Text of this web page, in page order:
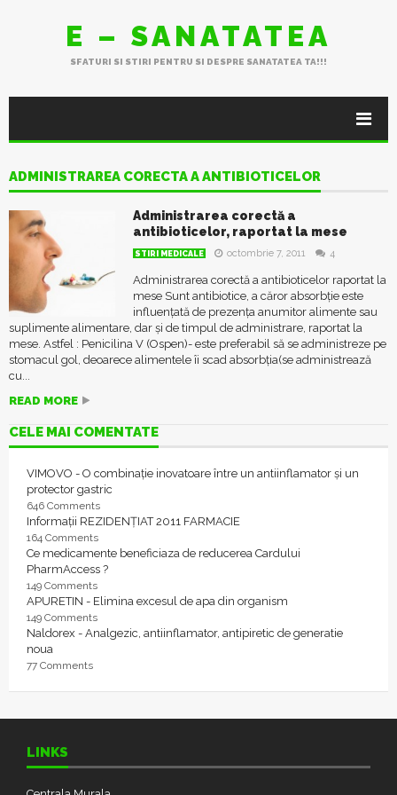
E – SANATATEA
SFATURI SI STIRI PENTRU SI DESPRE SANATATEA TA!!!
ADMINISTRAREA CORECTA A ANTIBIOTICELOR
Administrarea corectă a
antibioticelor, raportat la mese
STIRI MEDICALE octombrie 7, 2011 4
Administrarea corectă a antibioticelor raportat la
mese Sunt antibiotice, a căror absorbție este
influențată de prezența anumitor alimente sau
suplimente alimentare, dar și de timpul de administrare, raportat la
mese. Astfel : Penicilina V (Ospen)- este preferabil să se administreze pe
stomacul gol, deoarece alimentele îi scad absorbția(se administrează
cu...
READ MORE
CELE MAI COMENTATE
VIMOVO - O combinație inovatoare între un antiinflamator și un
protector gastric
646 Comments
Informații REZIDENȚIAT 2011 FARMACIE
164 Comments
Ce medicamente beneficiaza de reducerea Cardului
PharmAccess ?
149 Comments
APURETIN - Elimina excesul de apa din organism
149 Comments
Naldorex - Analgezic, antiinflamator, antipiretic de generatie
noua
77 Comments
LINKS